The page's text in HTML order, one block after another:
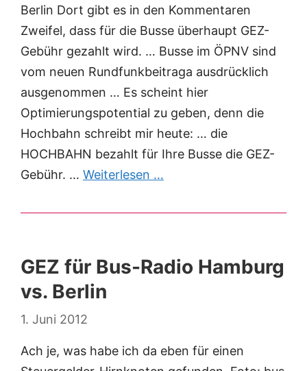
Berlin Dort gibt es in den Kommentaren
Zweifel, dass für die Busse überhaupt GEZ-
Gebühr gezahlt wird. … Busse im ÖPNV sind
vom neuen Rundfunkbeitraga ausdrücklich
ausgenommen … Es scheint hier
Optimierungspotential zu geben, denn die
Hochbahn schreibt mir heute: … die
HOCHBAHN bezahlt für Ihre Busse die GEZ-
Gebühr. … Weiterlesen …
GEZ für Bus-Radio Hamburg
vs. Berlin
1. Juni 2012
Ach je, was habe ich da eben für einen